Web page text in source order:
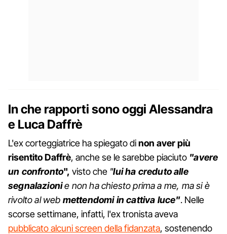
In che rapporti sono oggi Alessandra
e Luca Daffrè
L'ex corteggiatrice ha spiegato dinon aver più
risentito Daffrè, anche se le sarebbe piaciuto "avere
un confronto", visto che "lui ha creduto alle
segnalazionie non ha chiesto prima a me, ma si è
rivolto al web mettendomi in cattiva luce". Nelle
scorse settimane, infatti, l'ex tronista aveva
pubblicato alcuni screen della fidanzata, sostenendo